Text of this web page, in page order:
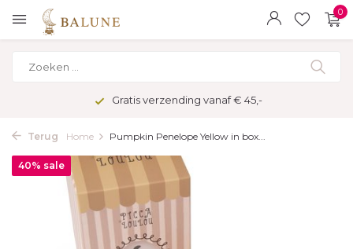
0
Gratis verzending vanaf € 45,-
Terug Home Pumpkin Penelope Yellow in box...
40% sale